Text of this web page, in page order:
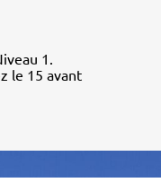
1.
le 15 avant